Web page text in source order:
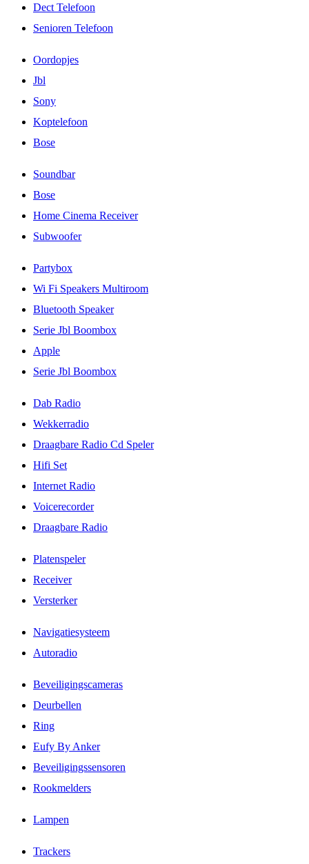
Dect Telefoon
Senioren Telefoon
Oordopjes
Jbl
Sony
Koptelefoon
Bose
Soundbar
Bose
Home Cinema Receiver
Subwoofer
Partybox
Wi Fi Speakers Multiroom
Bluetooth Speaker
Serie Jbl Boombox
Apple
Serie Jbl Boombox
Dab Radio
Wekkerradio
Draagbare Radio Cd Speler
Hifi Set
Internet Radio
Voicerecorder
Draagbare Radio
Platenspeler
Receiver
Versterker
Navigatiesysteem
Autoradio
Beveiligingscameras
Deurbellen
Ring
Eufy By Anker
Beveiligingssensoren
Rookmelders
Lampen
Trackers